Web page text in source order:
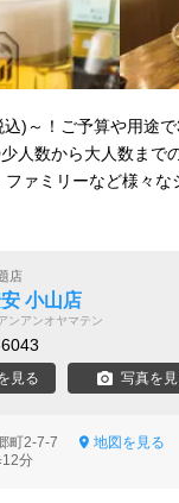
)～！ご予算や用途
人数から大人数まで
ァミリーなど様々な
店
小山店
ンアンオヤマテン
見る 写真を
郷町2-7-7
地図を見る
12分